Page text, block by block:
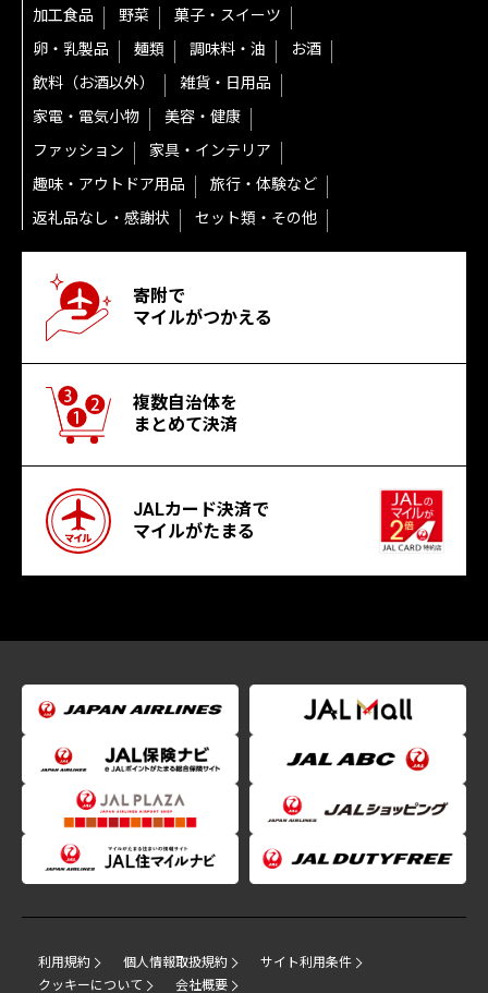
加工食品
野菜
菓子・スイーツ
卵・乳製品
麺類 調味料・油
お酒
飲料（お酒以外）
雑貨・日用品
家電・電気小物
美容・健康
ファッション
家具・インテリア
趣味・アウトドア用品
旅行・体験など
返礼品なし・感謝状
セット類・その他
寄附で
マイルがつかえる
複数自治体を
まとめて決済
JALカード決済で
マイルがたまる
利用規約 個人情報取扱規約
サイト利用条件
クッキーについて
会社概要